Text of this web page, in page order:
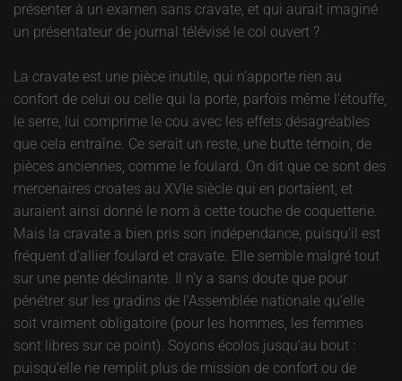
présenter à un examen sans cravate, et qui aurait imaginé
un présentateur de journal télévisé le col ouvert ?
La cravate est une pièce inutile, qui n’apporte rien au
confort de celui ou celle qui la porte, parfois même l’étouffe,
le serre, lui comprime le cou avec les effets désagréables
que cela entraîne. Ce serait un reste, une butte témoin, de
pièces anciennes, comme le foulard. On dit que ce sont des
mercenaires croates au XVIe siècle qui en portaient, et
auraient ainsi donné le nom à cette touche de coquetterie.
Mais la cravate a bien pris son indépendance, puisqu’il est
fréquent d’allier foulard et cravate. Elle semble malgré tout
sur une pente déclinante. Il n’y a sans doute que pour
pénétrer sur les gradins de l’Assemblée nationale qu’elle
soit vraiment obligatoire (pour les hommes, les femmes
sont libres sur ce point). Soyons écolos jusqu’au bout :
puisqu’elle ne remplit plus de mission de confort ou de